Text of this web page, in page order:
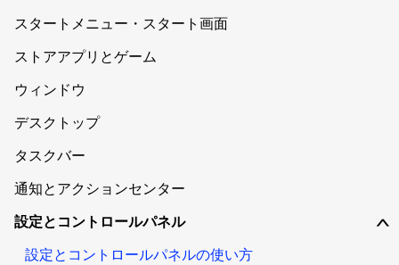
スタートメニュー・スタート画面
ストアアプリとゲーム
ウィンドウ
デスクトップ
タスクバー
通知とアクションセンター
∨
設定とコントロールパネル
設定とコントロールパネルの使い方